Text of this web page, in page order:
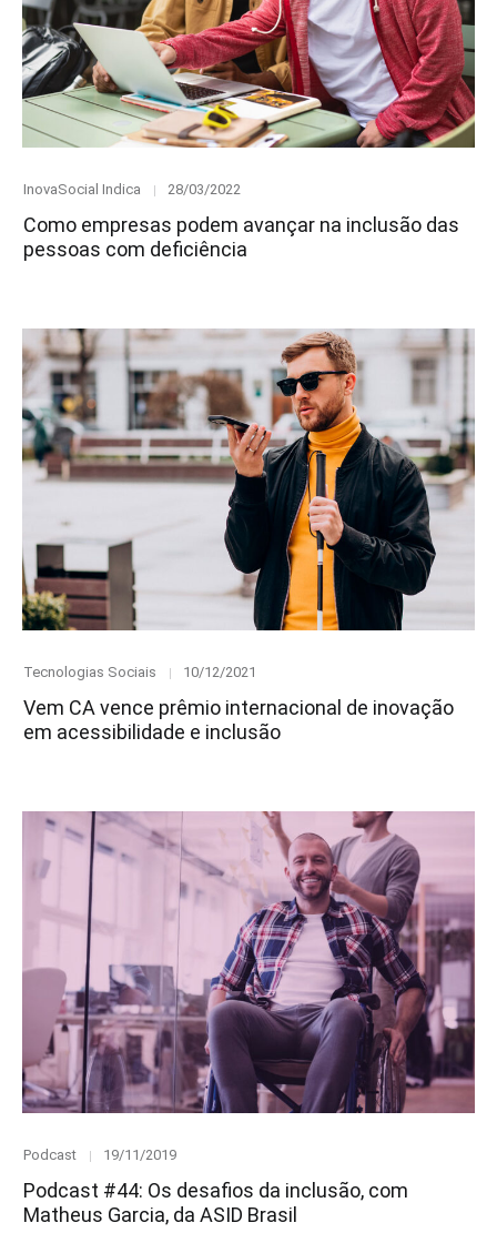
Category
InovaSocial Indica
Posted
28/03/2022
Como empresas podem avançar na inclusão das
pessoas com deficiência
Category
Tecnologias Sociais
Posted
10/12/2021
Vem CA vence prêmio internacional de inovação
em acessibilidade e inclusão
Category
Podcast
Posted
19/11/2019
Podcast #44: Os desafios da inclusão, com
Matheus Garcia, da ASID Brasil